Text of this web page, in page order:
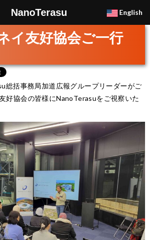
イ友好協会ご一行
総括事務局加道広報グループリーダーがご
好協会の皆様にNanoTerasuをご視察いた
NanoTerasu English